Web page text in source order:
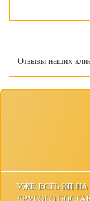
УЖЕ ЕСТЬ КП НА
ДРУГОГО
Отзывы наших